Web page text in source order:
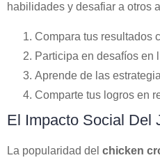
habilidades y desafiar a otros
Compara tus resultados
Participa en desafíos en
Aprende de las
Comparte tus logros en
El Impacto Social Del
La popularidad del chicken